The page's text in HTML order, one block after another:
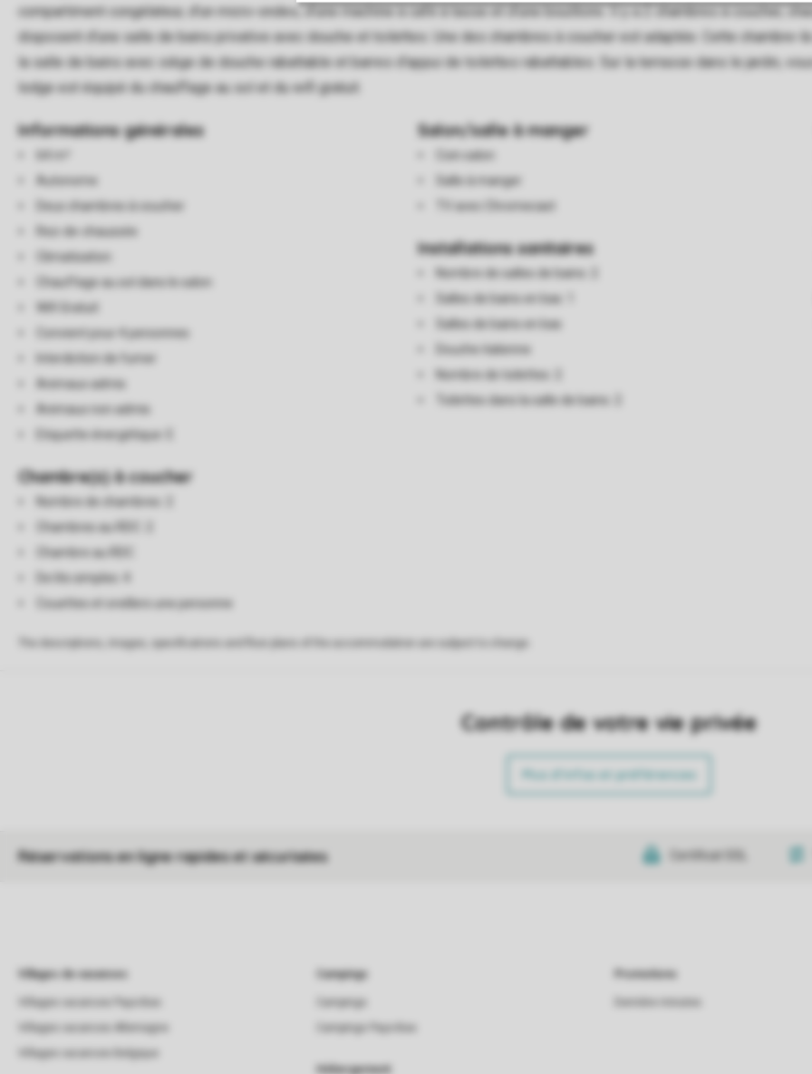
compartiment congélateur, d'un micro-ondes, d'une machine à café à tasse et d'une bouilloire. Il y a 2 chambres à coucher,
disposent d'une salle de bains privative avec douche et toilettes. Une des chambres à coucher est adaptée. Cette chambre-
la salle de bains avec siège de douche rabattable et barres d'appui de toilettes rabattables. Sur la terrasse dans le jardin,
lodge est équipé du chauffage au sol et du wifi gratuit.
Informations générales
Autonome
Deux chambres à coucher
Rez-de-chaussée
Climatisation
Chauffage au sol dans le salon
Wifi Gratuit
Convient pour 4 personnes
Interdiction de fumer
Animaux admis
Animaux non admis
Etiquette énergétique: E
Chambre(s) à coucher
Nombre de chambres: 2
Chambres au RDC: 2
Chambre au RDC
De lits simples: 4
Couettes et oreillers une personne
Salon/salle à manger
Coin salon
Salle à manger
TV avec Chromecast
Installations sanitaires
Nombre de salles de bains: 2
Salles de bains en bas: 1
Salles de bains en bas
Douche italienne
Nombre de toilettes: 2
Toilettes dans la salle de bains: 2
Contrôle de votre vie privée
Plus d’infos et préférences
Réservations en ligne rapides et sécurisées Certificat SSL
Villages de vacances Campings
Hébergement